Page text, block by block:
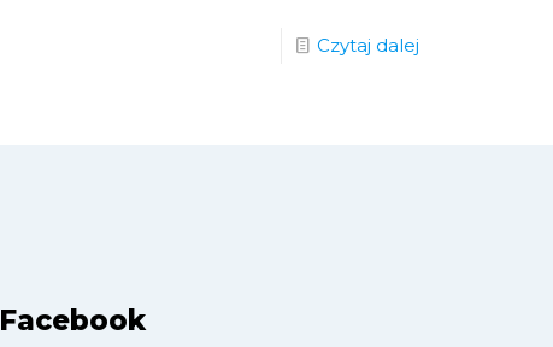
Czytaj dalej
Facebook